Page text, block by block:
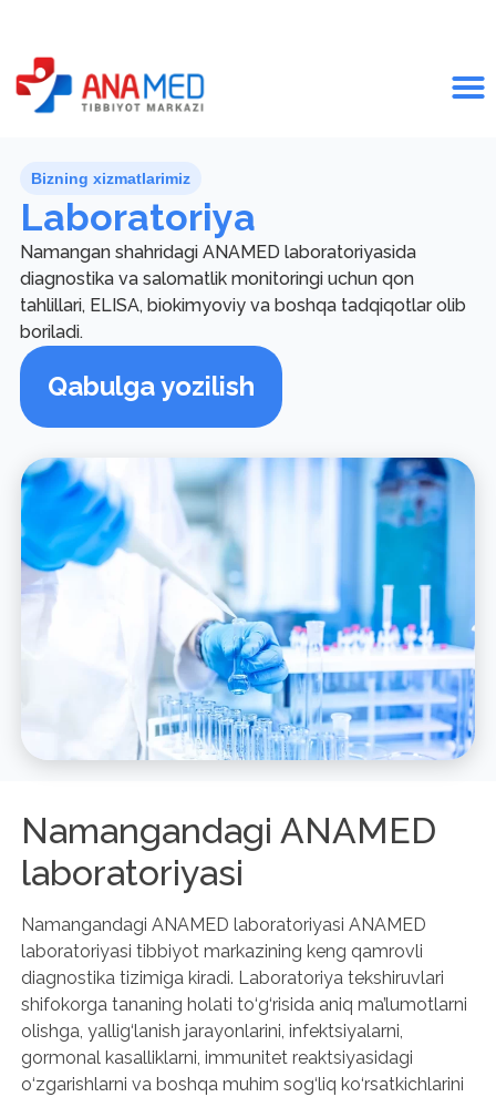
Bizning xizmatlarimiz
Laboratoriya
Namangan shahridagi ANAMED laboratoriyasida
diagnostika va salomatlik monitoringi uchun qon
tahlillari, ELISA, biokimyoviy va boshqa tadqiqotlar olib
boriladi.
Qabulga yozilish
Namangandagi ANAMED
laboratoriyasi
Namangandagi ANAMED laboratoriyasi ANAMED
laboratoriyasi tibbiyot markazining keng qamrovli
diagnostika tizimiga kiradi. Laboratoriya tekshiruvlari
shifokorga tananing holati to‘g‘risida aniq ma’lumotlarni
olishga, yallig‘lanish jarayonlarini, infektsiyalarni,
gormonal kasalliklarni, immunitet reaktsiyasidagi
o‘zgarishlarni va boshqa muhim sog‘liq ko‘rsatkichlarini